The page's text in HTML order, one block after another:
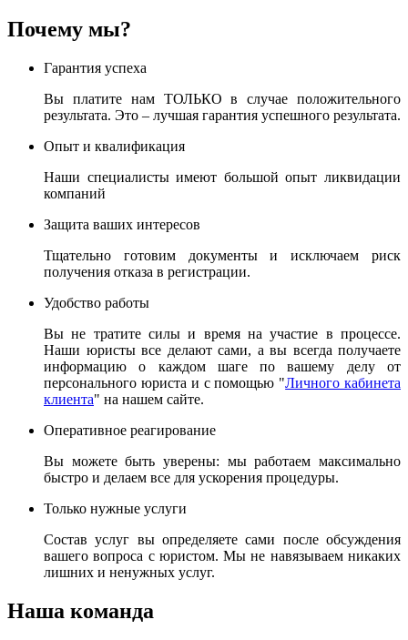
Почему мы?
Гарантия успеха
Вы платите нам ТОЛЬКО в случае положительного
результата. Это – лучшая гарантия успешного результата.
Опыт и квалификация
Наши специалисты имеют большой опыт ликвидации
компаний
Защита ваших интересов
Тщательно готовим документы и исключаем риск
получения отказа в регистрации.
Удобство работы
Вы не тратите силы и время на участие в процессе.
Наши юристы все делают сами, а вы всегда получаете
информацию о каждом шаге по вашему делу от
персонального юриста и с помощью "Личного кабинета
клиента" на нашем сайте.
Оперативное реагирование
Вы можете быть уверены: мы работаем максимально
быстро и делаем все для ускорения процедуры.
Только нужные услуги
Состав услуг вы определяете сами после обсуждения
вашего вопроса с юристом. Мы не навязываем никаких
лишних и ненужных услуг.
Наша команда